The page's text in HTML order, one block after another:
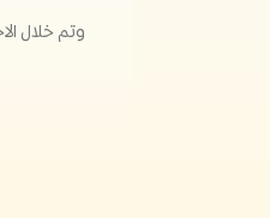
وتم خلال